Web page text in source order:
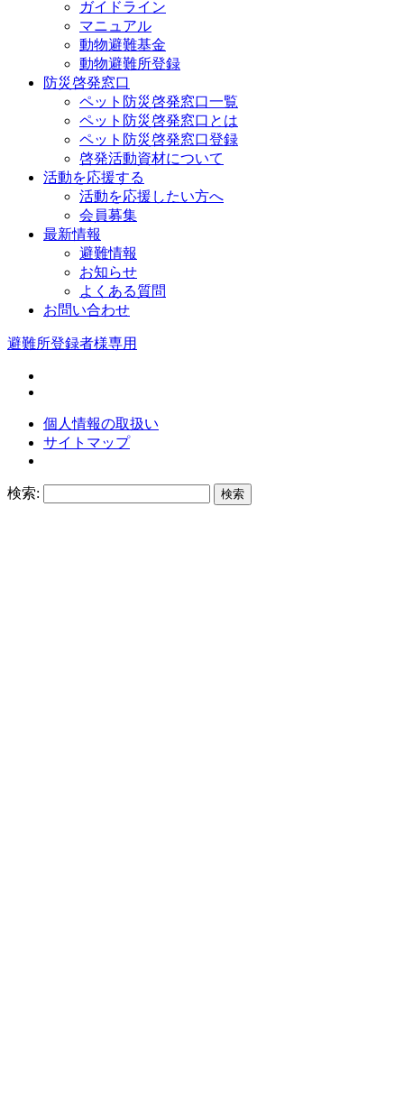
ガイドライン
マニュアル
動物避難基金
動物避難所登録
防災啓発窓口
ペット防災啓発窓口一覧
ペット防災啓発窓口とは
ペット防災啓発窓口登録
啓発活動資材について
活動を応援する
活動を応援したい方へ
会員募集
最新情報
避難情報
お知らせ
よくある質問
お問い合わせ
避難所登録者様専用
個人情報の取扱い
サイトマップ
検索: